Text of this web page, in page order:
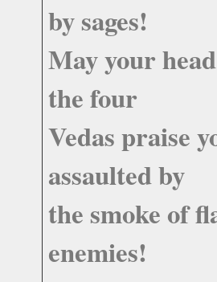
by sages!
May your
the four
Vedas praise
assaulted by
the smoke of
enemies!